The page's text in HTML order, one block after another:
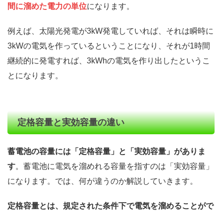
間に溜めた電力の単位になります。
例えば、太陽光発電が3kW発電していれば、それは瞬時に
3kWの電気を作っているということになり、それが1時間
継続的に発電すれば、3kWhの電気を作り出したというこ
とになります。
定格容量と実効容量の違い
蓄電池の容量には「定格容量」と「実効容量」がありま
す。蓄電池に電気を溜めれる容量を指すのは「実効容量」
になります。では、何が違うのか解説していきます。
定格容量とは、規定された条件下で電気を溜めることがで